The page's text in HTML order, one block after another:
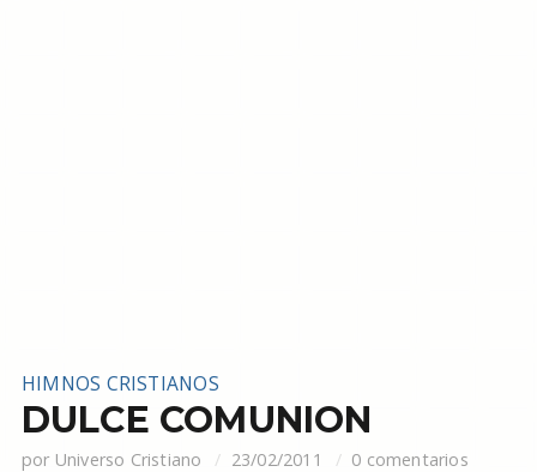
HIMNOS CRISTIANOS
DULCE COMUNION
por Universo Cristiano 23/02/2011 0 comentarios